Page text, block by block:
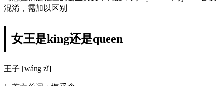
混淆，需加以区别
女王是king还是queen
王子 [wáng zǐ]